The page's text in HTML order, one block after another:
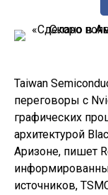
Taiwan
переговоры с
графических
архитектурой
Аризоне, пишет
источников,